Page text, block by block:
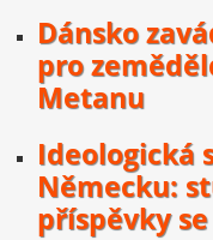
Dánsko
pro
Metanu
Ideologická
Německu:
příspěvky